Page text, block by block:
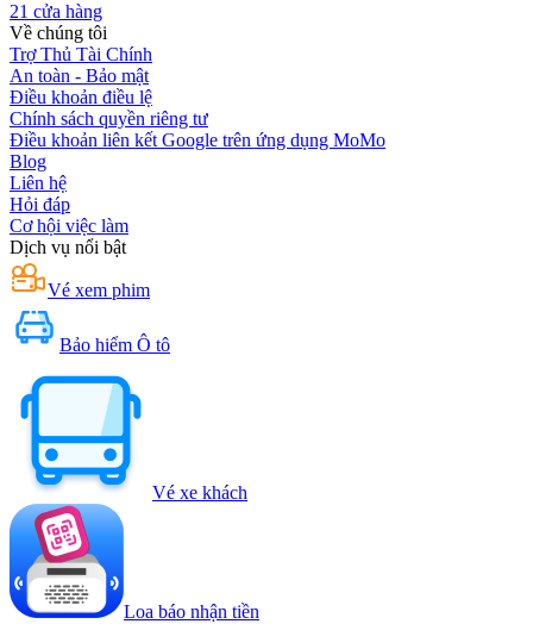
21 cửa hàng
Về chúng tôi
Trợ Thủ Tài Chính
An toàn - Bảo mật
Điều khoản điều lệ
Chính sách quyền riêng tư
Điều khoản liên kết Google trên ứng dụng MoMo
Blog
Liên hệ
Hỏi đáp
Cơ hội việc làm
Dịch vụ nổi bật
Vé xem phim
Bảo hiểm Ô tô
Vé xe khách
Loa báo nhận tiền